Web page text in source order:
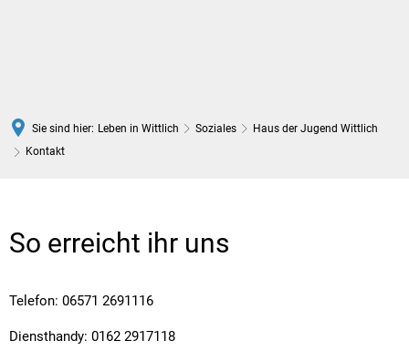
Sie sind hier: Leben in Wittlich Soziales
Haus der Jugend Wittlich
Kontakt
So erreicht ihr uns
Telefon: 06571 2691116
Diensthandy: 0162 2917118